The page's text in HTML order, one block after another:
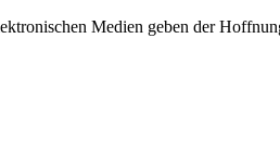
Medien geben der